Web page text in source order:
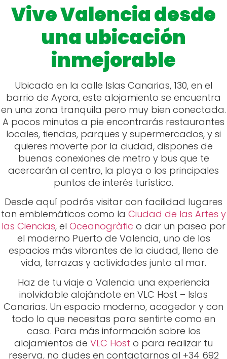
Vive Valencia desde
una ubicación
inmejorable
Ubicado en la calle Islas Canarias, 130, en el
barrio de Ayora, este alojamiento se encuentra
en una zona tranquila pero muy bien conectada.
A pocos minutos a pie encontrarás restaurantes
locales, tiendas, parques y supermercados, y si
quieres moverte por la ciudad, dispones de
buenas conexiones de metro y bus que te
acercarán al centro, la playa o los principales
puntos de interés turístico.
Desde aquí podrás visitar con facilidad lugares
tan emblemáticos como la Ciudad de las Artes y
las Ciencias, el Oceanogràfic o dar un paseo por
el moderno Puerto de Valencia, uno de los
espacios más vibrantes de la ciudad, lleno de
vida, terrazas y actividades junto al mar.
Haz de tu viaje a Valencia una experiencia
inolvidable alojándote en VLC Host – Islas
Canarias. Un espacio moderno, acogedor y con
todo lo que necesitas para sentirte como en
casa. Para más información sobre los
alojamientos de VLC Host o para realizar tu
reserva, no dudes en contactarnos al +34 692